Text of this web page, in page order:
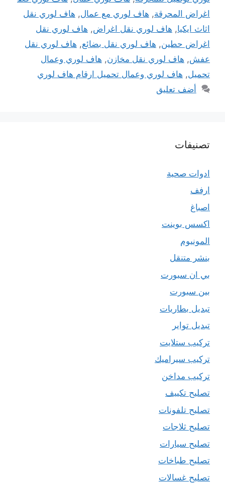
اغراض المحرقة, هاف لوري مع عمال, هاف لوري نقل
اثاث ايكيا, هاف لوري نقل اغراض, هاف لوري نقل
اغراض حطين, هاف لوري نقل بضائع, هاف لوري نقل
عفش, هاف لوري نقل مخازن, هاف لوري وعمال
تحميل, هاف لوري وعمال تحميل ارقام هاف لوري
أضف تعليق
تصنيفات
ادوات صحية
ارفف
اصباغ
اكسس بوينت
المونيوم
بنشر متنقل
بي ان سبورت
بين سبورت
تبديل بطاريات
تبديل تواير
تركيب ستلايت
تركيب سيراميك
تركيب مداخن
تصليح تكييف
تصليح تلفونات
تصليح ثلاجات
تصليح سيارات
تصليح طباخات
تصليح غسالات